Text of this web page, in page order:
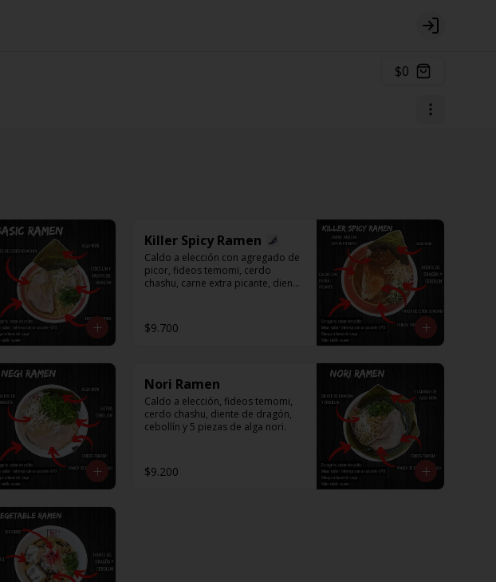
Login
$0
Killer Spicy Ramen
Caldo a elección con agregado de
picor, fideos temomi, cerdo
chashu, carne extra picante, diente
$9.700
Nori Ramen
Caldo a elección, fideos temomi,
cerdo chashu, diente de dragón,
cebollín y 5 piezas de alga nori.
$9.200